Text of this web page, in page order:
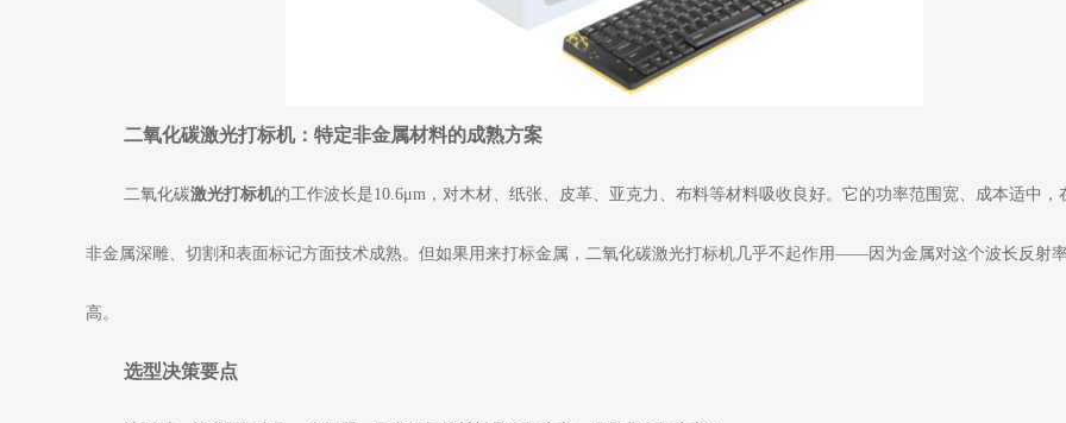
二氧化碳激光打标机：特定非金属材料的成熟方案
二氧化碳激光打标机的工作波长是10.6μm，对木材、纸张、皮革、亚克力、布料等材料吸收良好。它的功率范围宽、成本适中，
非金属深雕、切割和表面标记方面技术成熟。但如果用来打标金属，二氧化碳激光打标机几乎不起作用——因为金属对这个波长反射
高。
选型决策要点